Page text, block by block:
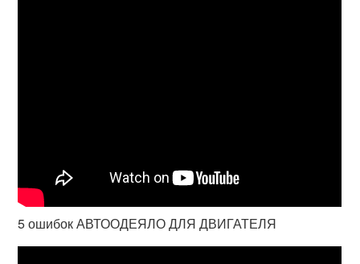
5 ошибок АВТООДЕЯЛО ДЛЯ ДВИГАТЕЛЯ